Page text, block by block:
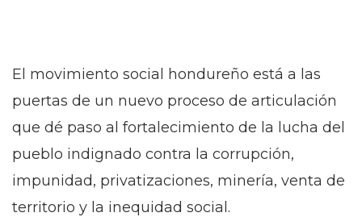
El movimiento social hondureño está a las
puertas de un nuevo proceso de articulación
que dé paso al fortalecimiento de la lucha del
pueblo indignado contra la corrupción,
impunidad, privatizaciones, minería, venta de
territorio y la inequidad social.